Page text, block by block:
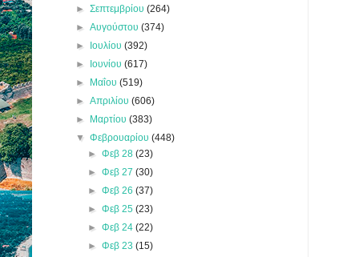
►Σεπτεμβρίου(264)
►Αυγούστου(374)
► Ιουλίου(392)
► Ιουνίου(617)
► Μαΐου(519)
►Απριλίου(606)
► Μαρτίου(383)
▼Φεβρουαρίου(448)
► Φεβ 28 (23)
► Φεβ 27 (30)
► Φεβ 26 (37)
► Φεβ 25 (23)
► Φεβ 24 (22)
► Φεβ 23 (15)